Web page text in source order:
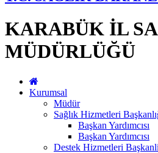
KARABÜK İL
MÜDÜRLÜĞÜ
Kurumsal
Müdür
Sağlık Hizmetleri
Başkan Yardımcısı
Başkan Yardımcısı
Destek Hizmetleri